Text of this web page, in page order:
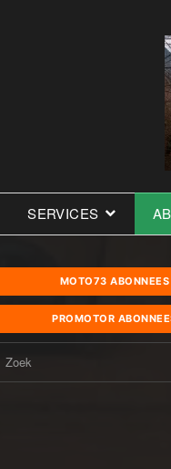
SERVICES
MOTO73
PROMOTOR
Zoek